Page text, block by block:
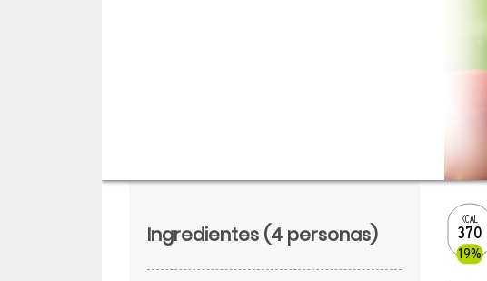
KCAL
370
19%
Ingredientes (4 personas)